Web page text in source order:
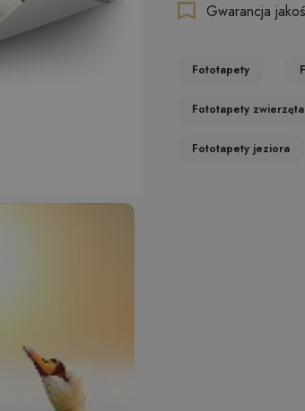
Gwarancja
Fototapety
Fototapety zwierzęta
Fototapety jeziora